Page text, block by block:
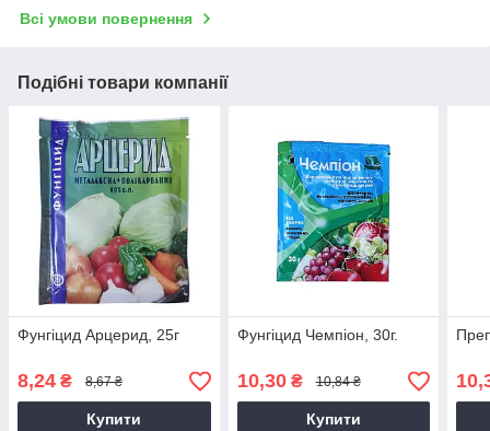
Всі умови повернення
Подібні товари компанії
Фунгіцид Арцерид, 25г
8,24 ₴ 8,67 ₴
Купити
Фунгіцид Чемпіон, 30г.
10,30₴ 10,84 ₴
Купити